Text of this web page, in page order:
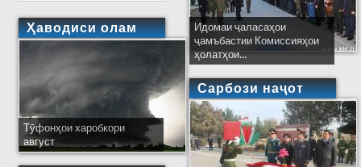
Ҳаводиси олам
Тӯфонҳои харобкори
август
Идомаи ҷаласаҳои
ҷамъбастии Комиссияҳои
ҳолатҳои...
Сарбози наҷот